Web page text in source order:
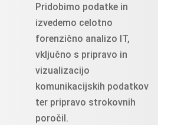
Pridobimo podatke in
izvedemo celotno
forenzično analizo IT,
vključno s pripravo in
vizualizacijo
komunikacijskih podatkov
ter pripravo strokovnih
poročil.